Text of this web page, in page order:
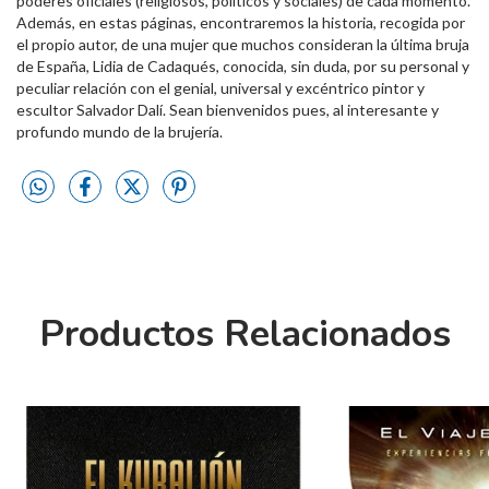
Además, en estas páginas, encontraremos la historia, recogida por
el propio autor, de una mujer que muchos consideran la última bruja
de España, Lidia de Cadaqués, conocida, sin duda, por su personal y
peculiar relación con el genial, universal y excéntrico pintor y
escultor Salvador Dalí. Sean bienvenidos pues, al interesante y
profundo mundo de la brujería.
Productos Relacionados